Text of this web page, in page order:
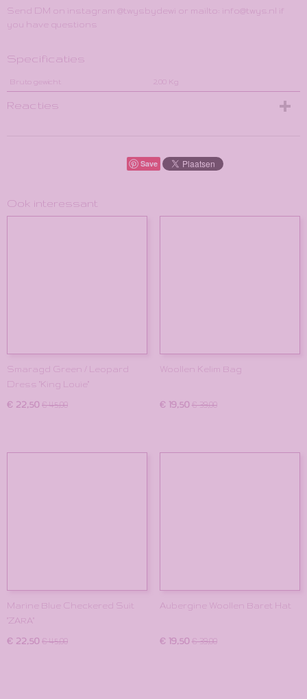
Send DM on instagram @twysbydewi or mailto: info@twys.nl if
you have questions
Specificaties
Bruto gewicht 2,00 Kg
Reacties
Save
Ook interessant
Smaragd Green / Leopard
Dress "King Louie"
€ 22,50 € 45,00
Woollen Kelim Bag
€ 19,50 € 39,00
Marine Blue Checkered Suit
"ZARA"
€ 22,50 € 45,00
Aubergine Woollen Baret Hat
€ 19,50 € 39,00